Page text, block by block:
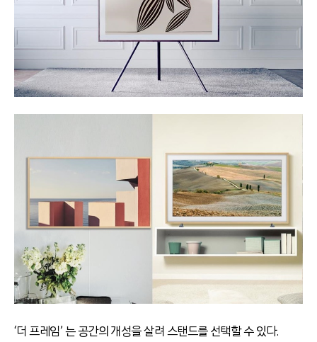
‘더 프레임’ 는 공간의 개성을 살려 스탠드를 선택할 수 있다.